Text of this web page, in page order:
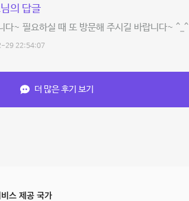
의 답글
다~ 필요하실 때 또 방문해 주시길 바랍니다~ ^_^
29 22:54:07
더 많은 후기 보기
스 제공 국가